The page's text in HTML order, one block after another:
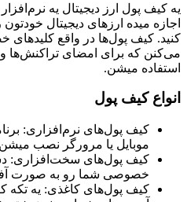
یه کیف پول ارز دیجیتال یه
اجازه میده ارزهای دیجیتال
کنید. کیف پول‌ها در واقع
می‌کنن که برای امضای تراکنش‌ها و
استفاده میشن.
انواع کیف پول
کیف پول‌های نرم‌افزاری:
موبایل یا مرورگر نصب
کیف پول‌های سخت‌افزاری:
خصوصی شما رو به صورت
کیف پول‌های کاغذی: یه تکه